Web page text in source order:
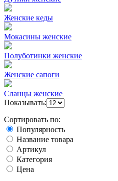
Женские кеды
Мокасины женские
Полуботинки женские
Женские сапоги
Сланцы женские
Показывать:
Сортировать по:
Популярность
Название товара
Артикул
Категория
Цена